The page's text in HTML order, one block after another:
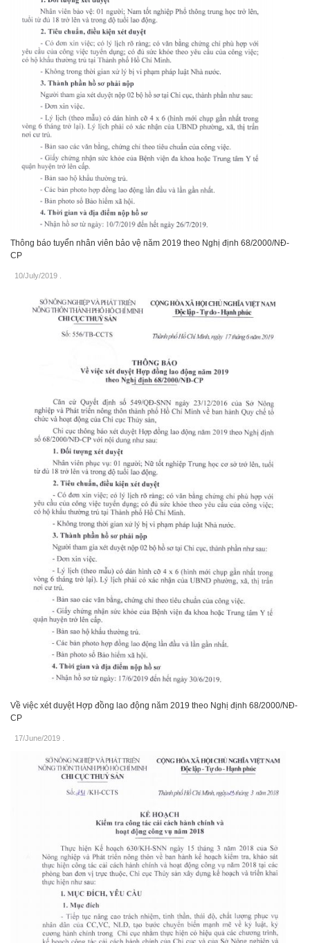
Thông báo tuyển nhân viên bảo vệ năm 2019 theo Nghị định 68/2000/NĐ-
CP
10/July/2019
Về việc xét duyệt Hợp đồng lao động năm 2019 theo Nghị định 68/2000/NĐ-
CP
17/June/2019